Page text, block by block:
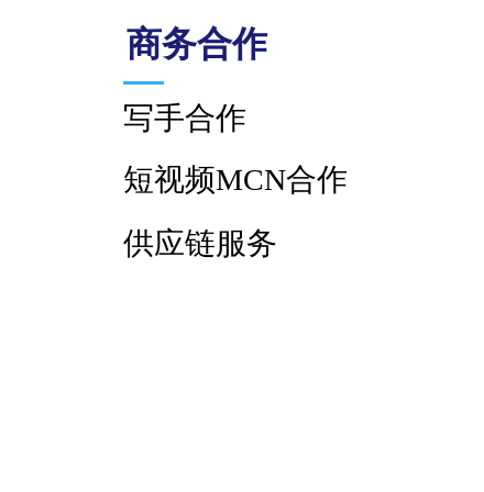
商务合作
写手合作
短视频MCN合作
供应链服务